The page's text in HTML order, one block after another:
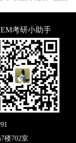
考研小助手
楼702室